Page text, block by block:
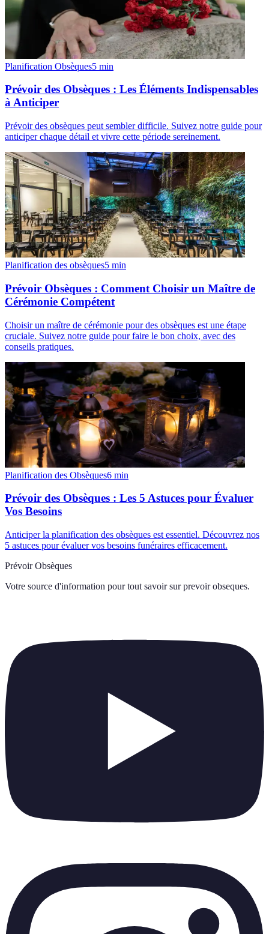
Planification Obsèques5 min
Prévoir des Obsèques : Les Éléments Indispensables
à Anticiper
Prévoir des obsèques peut sembler difficile. Suivez notre guide pour
anticiper chaque détail et vivre cette période sereinement.
Planification des obsèques5 min
Prévoir Obsèques : Comment Choisir un Maître de
Cérémonie Compétent
Choisir un maître de cérémonie pour des obsèques est une étape
cruciale. Suivez notre guide pour faire le bon choix, avec des
conseils pratiques.
Planification des Obsèques6 min
Prévoir des Obsèques : Les 5 Astuces pour Évaluer
Vos Besoins
Anticiper la planification des obsèques est essentiel. Découvrez nos
5 astuces pour évaluer vos besoins funéraires efficacement.
Prévoir Obsèques
Votre source d'information pour tout savoir sur prevoir obseques.